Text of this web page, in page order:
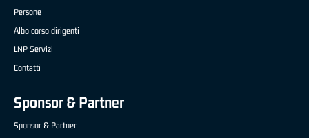
Persone
Albo corso dirigenti
LNP Servizi
Contatti
Sponsor & Partner
Sponsor & Partner